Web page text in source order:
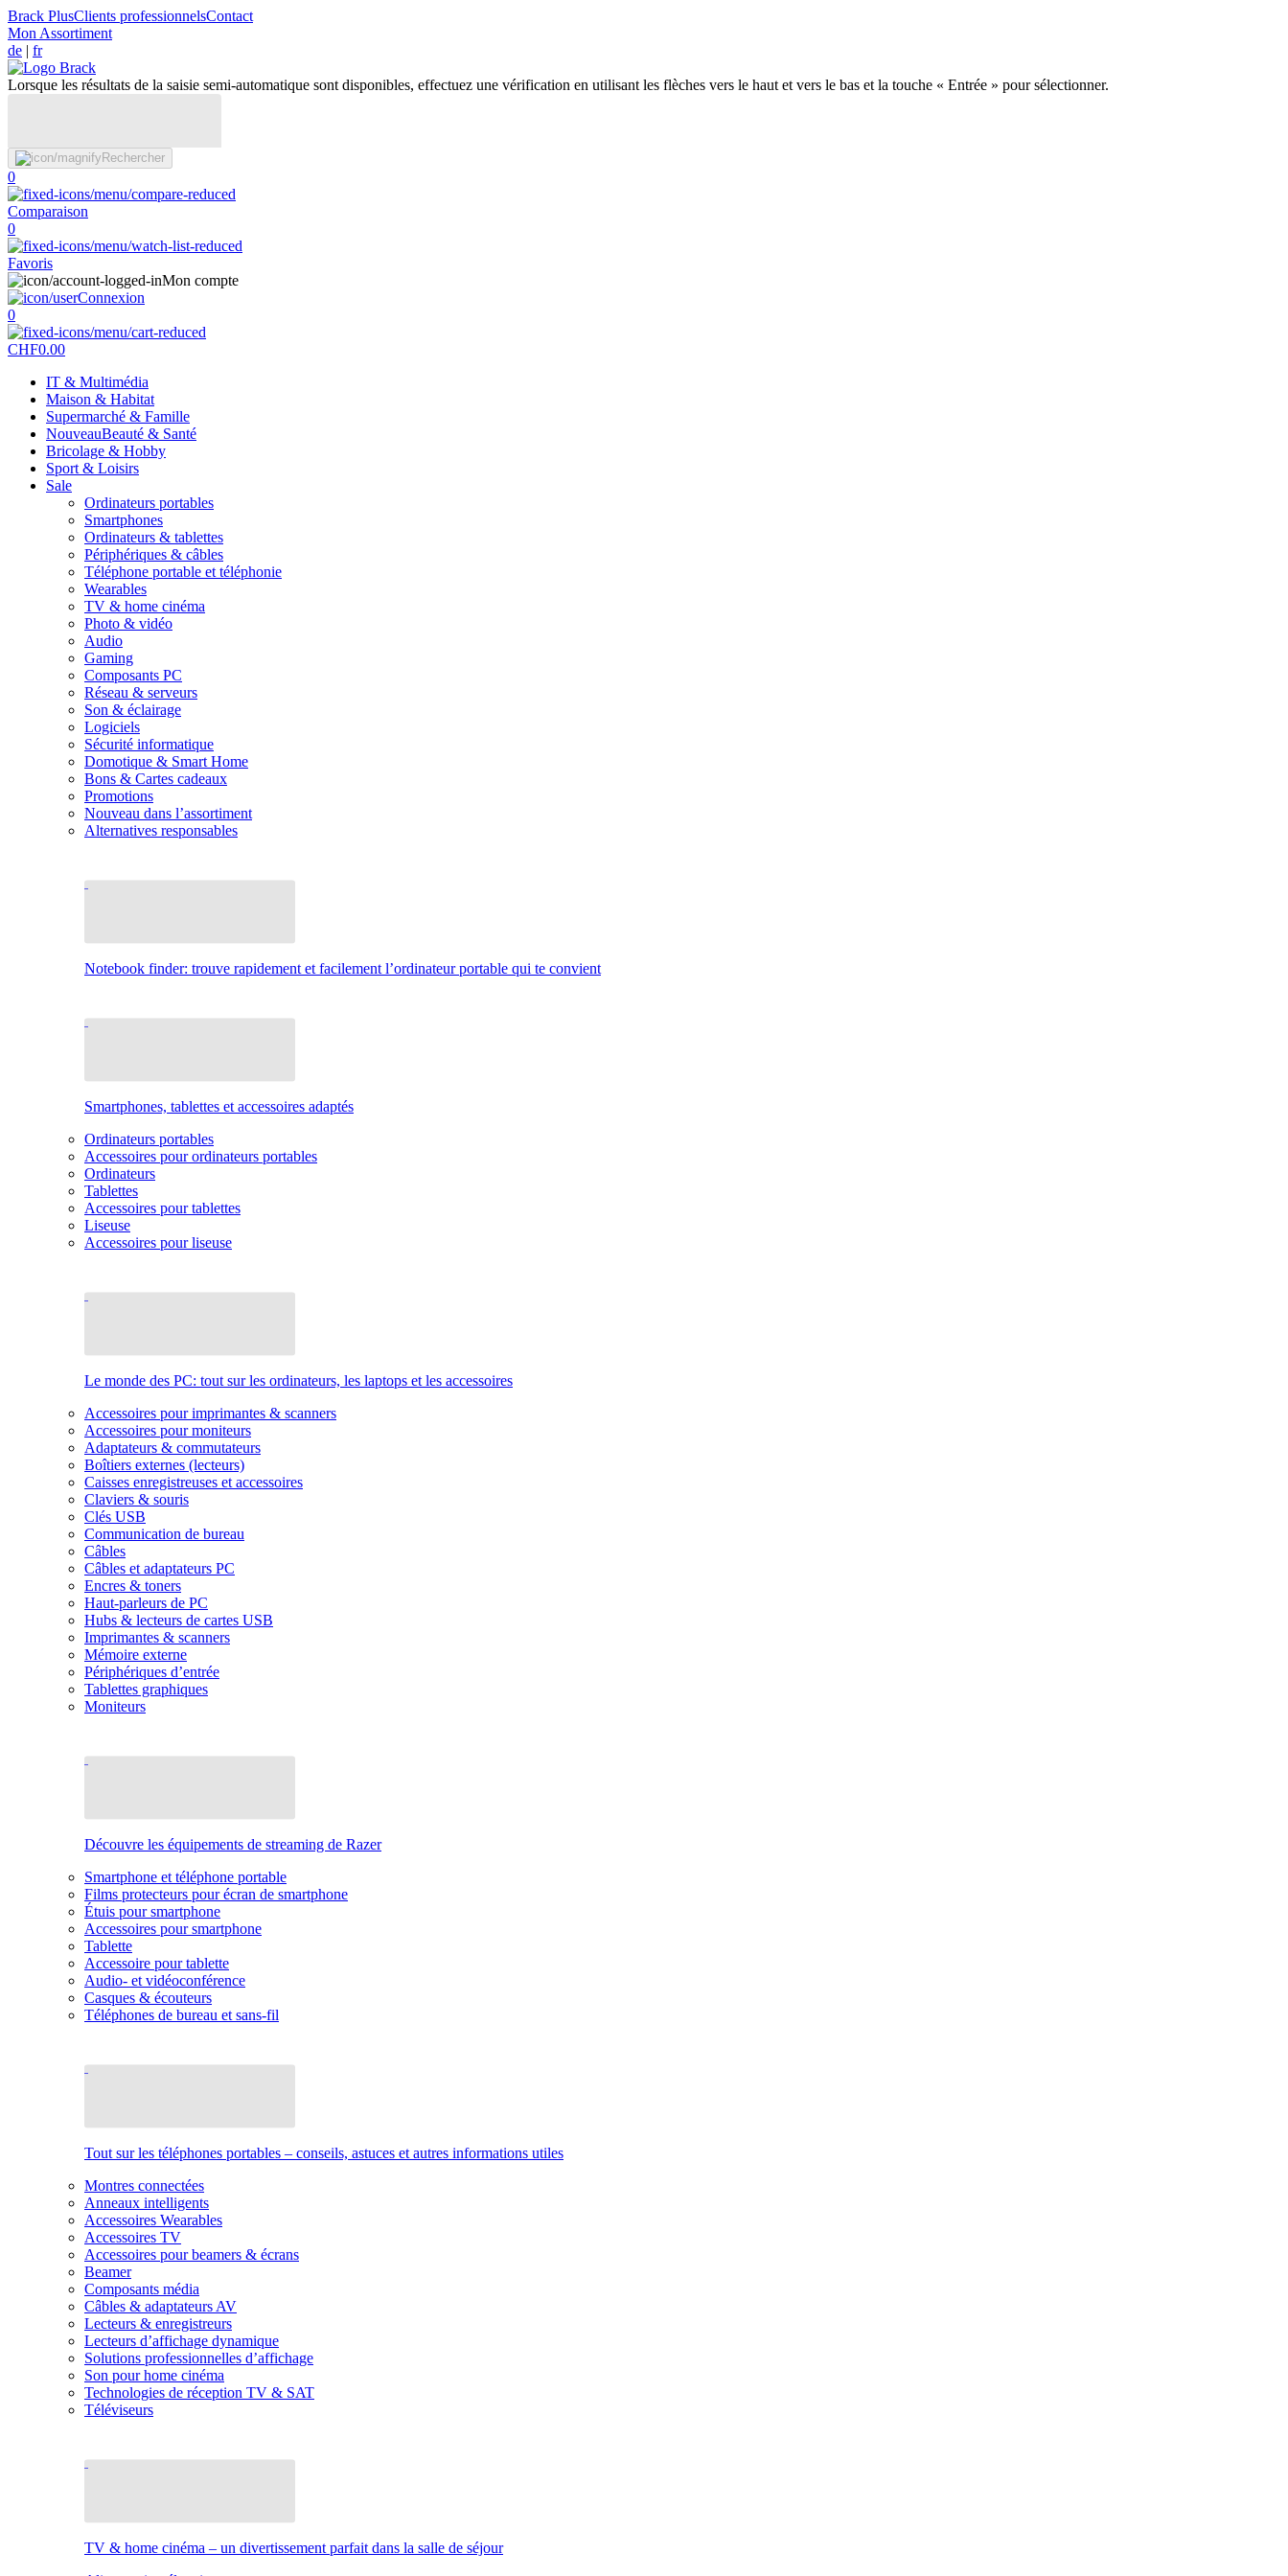
Brack PlusClients professionnelsContact
Mon Assortiment
de | fr
Lorsque les résultats de la saisie semi-automatique sont disponibles, effectuez une vérification en utilisant les flèches vers le haut et vers le bas et la touche « Entrée » pour sélectionner.
Rechercher
0
Comparaison
0
Favoris
Mon compte
Connexion
0
CHF0.00
IT & Multimédia
Maison & Habitat
Supermarché & Famille
NouveauBeauté & Santé
Bricolage & Hobby
Sport & Loisirs
Sale
Ordinateurs portables
Smartphones
Ordinateurs & tablettes
Périphériques & câbles
Téléphone portable et téléphonie
Wearables
TV & home cinéma
Photo & vidéo
Audio
Gaming
Composants PC
Réseau & serveurs
Son & éclairage
Logiciels
Sécurité informatique
Domotique & Smart Home
Bons & Cartes cadeaux
Promotions
Nouveau dans l’assortiment
Alternatives responsables
Notebook finder: trouve rapidement et facilement l’ordinateur portable qui te convient
Smartphones, tablettes et accessoires adaptés
Ordinateurs portables
Accessoires pour ordinateurs portables
Ordinateurs
Tablettes
Accessoires pour tablettes
Liseuse
Accessoires pour liseuse
Le monde des PC: tout sur les ordinateurs, les laptops et les accessoires
Accessoires pour imprimantes & scanners
Accessoires pour moniteurs
Adaptateurs & commutateurs
Boîtiers externes (lecteurs)
Caisses enregistreuses et accessoires
Claviers & souris
Clés USB
Communication de bureau
Câbles
Câbles et adaptateurs PC
Encres & toners
Haut-parleurs de PC
Hubs & lecteurs de cartes USB
Imprimantes & scanners
Mémoire externe
Périphériques d’entrée
Tablettes graphiques
Moniteurs
Découvre les équipements de streaming de Razer
Smartphone et téléphone portable
Films protecteurs pour écran de smartphone
Étuis pour smartphone
Accessoires pour smartphone
Tablette
Accessoire pour tablette
Audio- et vidéoconférence
Casques & écouteurs
Téléphones de bureau et sans-fil
Tout sur les téléphones portables – conseils, astuces et autres informations utiles
Montres connectées
Anneaux intelligents
Accessoires Wearables
Accessoires TV
Accessoires pour beamers & écrans
Beamer
Composants média
Câbles & adaptateurs AV
Lecteurs & enregistreurs
Lecteurs d’affichage dynamique
Solutions professionnelles d’affichage
Son pour home cinéma
Technologies de réception TV & SAT
Téléviseurs
TV & home cinéma – un divertissement parfait dans la salle de séjour